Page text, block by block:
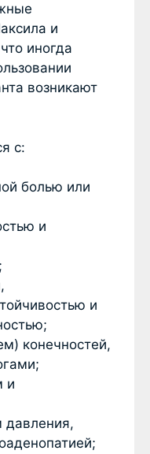
и
иногда
возникают
с:
болью или
и
и
конечностей,
и
давления,